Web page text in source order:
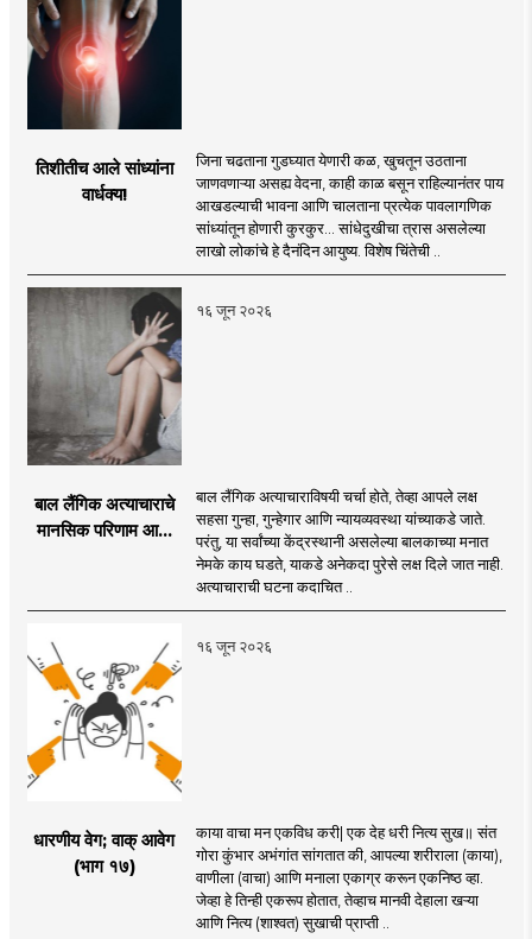
तिशीतीच आले सांध्यांना
वार्धक्य!
जिना चढताना गुडघ्यात येणारी कळ, खुचतून उठताना
जाणवणाऱ्या असह्य वेदना, काही काळ बसून राहिल्यानंतर पाय
आखडल्याची भावना आणि चालताना प्रत्येक पावलागणिक
सांध्यांतून होणारी कुरकुर... सांधेदुखीचा त्रास असलेल्या
लाखो लोकांचे हे दैनंदिन आयुष्य. विशेष चिंतेची ..
१६ जून २०२६
बाल लैंगिक अत्याचाराचे
मानसिक परिणाम आणि
बाल लैंगिक अत्याचाराविषयी चर्चा होते, तेव्हा आपले लक्ष
सहसा गुन्हा, गुन्हेगार आणि न्यायव्यवस्था यांच्याकडे जाते.
परंतु, या सर्वांच्या केंद्रस्थानी असलेल्या बालकाच्या मनात
नेमके काय घडते, याकडे अनेकदा पुरेसे लक्ष दिले जात नाही.
अत्याचाराची घटना कदाचित ..
१६ जून २०२६
धारणीय वेग; वाक्‌‍ आवेग
(भाग १७)
काया वाचा मन एकविध करी| एक देह धरी नित्य सुख॥ संत
गोरा कुंभार अभंगांत सांगतात की, आपल्या शरीराला (काया),
वाणीला (वाचा) आणि मनाला एकाग्र करून एकनिष्ठ व्हा.
जेव्हा हे तिन्ही एकरूप होतात, तेव्हाच मानवी देहाला खऱ्या
आणि नित्य (शाश्वत) सुखाची प्राप्ती ..